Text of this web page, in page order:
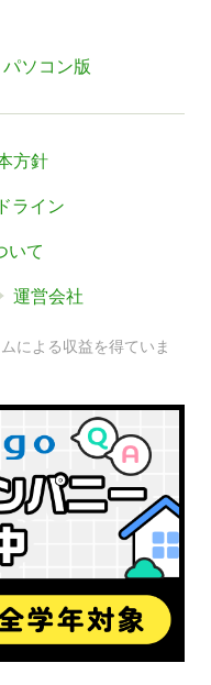
パソコン版
方針
ライン
いて
運営会社
による収益を得ていま